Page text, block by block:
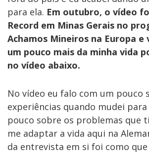
para ela. Em outubro, o vídeo
Record em Minas Gerais no
Achamos Mineiros na Europa e
um pouco mais da minha vida
no vídeo abaixo.
No vídeo eu falo com um pouco
experiências quando mudei para
pouco sobre os problemas que
me adaptar a vida aqui na
da entrevista em si foi como